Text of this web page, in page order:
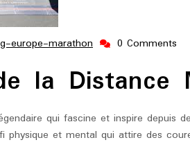
europe-marathon ing-
marathon
0 Comments
la Distance
qui fascine et inspire depuis
physique et mental qui attire des